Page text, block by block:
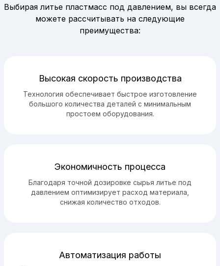
Выбирая литье пластмасс под давлением, вы всегда
можете рассчитывать на следующие
преимущества:
Высокая скорость производства
Технология обеспечивает быстрое изготовление
большого количества деталей с минимальным
простоем оборудования.
Экономичность процесса
Благодаря точной дозировке сырья литье под
давлением оптимизирует расход материала,
снижая количество отходов.
Автоматизация работы